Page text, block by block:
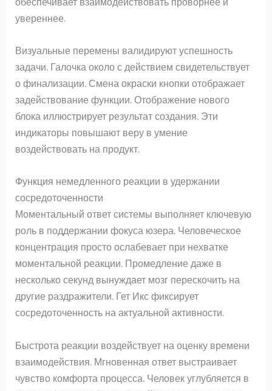
увереннее.
Визуальные перемены валидируют успешность
задачи. Галочка около с действием свидетельствует
о финализации. Смена окраски кнопки отображает
задействование функции. Отображение нового
блока иллюстрирует результат создания. Эти
индикаторы повышают веру в умение
воздействовать на продукт.
Функция немедленного реакции в удержании
сосредоточенности
Моментальный ответ системы выполняет ключевую
роль в поддержании фокуса юзера. Человеческое
концентрация просто ослабевает при нехватке
моментальной реакции. Промедление даже в
несколько секунд вынуждает мозг перескочить на
другие раздражители. Гет Икс фиксирует
сосредоточенность на актуальной активности.
Быстрота реакции воздействует на оценку времени
взаимодействия. Мгновенная ответ выстраивает
чувство комфорта процесса. Человек углубляется в